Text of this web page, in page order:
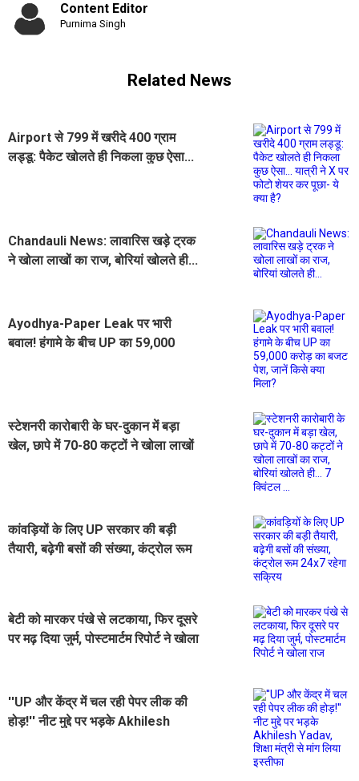
Content Editor
Purnima Singh
Related News
Airport से 799 में खरीदे 400 ग्राम
लड्डू: पैकेट खोलते ही निकला कुछ ऐसा...
Chandauli News: लावारिस खड़े ट्रक
ने खोला लाखों का राज, बोरियां खोलते ही...
Ayodhya-Paper Leak पर भारी
बवाल! हंगामे के बीच UP का 59,000
स्टेशनरी कारोबारी के घर-दुकान में बड़ा
खेल, छापे में 70-80 कट्टों ने खोला लाखों
कांवड़ियों के लिए UP सरकार की बड़ी
तैयारी, बढ़ेगी बसों की संख्या, कंट्रोल रूम
बेटी को मारकर पंखे से लटकाया, फिर दूसरे
पर मढ़ दिया जुर्म, पोस्टमार्टम रिपोर्ट ने खोला
''UP और केंद्र में चल रही पेपर लीक की
होड़!'' नीट मुद्दे पर भड़के Akhilesh